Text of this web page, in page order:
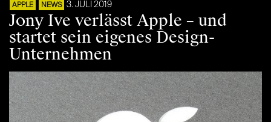
APPLE NEWS 3. JULI 2019
Jony Ive verlässt Apple – und
startet sein eigenes Design-
Unternehmen